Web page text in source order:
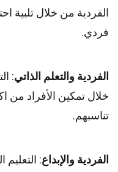
الفردية من خلال تلبية
فردي.
الفردية والتعلم الذاتي:
خلال تمكين الأفراد
تناسبهم.
الفردية والإبداع: